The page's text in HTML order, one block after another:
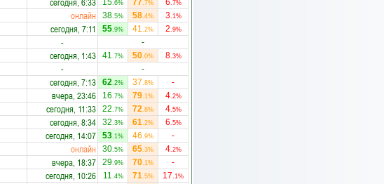
15.6% 77.7% 6.7%
онлайн 38.5% 58.4% 3.1%
сегодня, 7:11 55.9% 41.2% 2.9%
-
-
сегодня, 1:43 41.7% 50.0% 8.3%
-
-
сегодня, 7:13 62.2% 37.8%
-
вчера, 23:46 16.7% 79.1% 4.2%
сегодня, 11:33 22.7% 72.8% 4.5%
сегодня, 8:34 32.3% 61.2% 6.5%
сегодня, 14:07 53.1% 46.9%
-
онлайн 30.5% 65.3% 4.2%
вчера, 18:37 29.9% 70.1%
-
сегодня, 10:26 11.4% 71.5% 17.1%